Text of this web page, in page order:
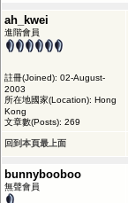
ah_kwei
進階會員
註冊(Joined): 02-August-
2003
所在地國家(Location): Hong
Kong
文章數(Posts): 269
回到本頁最上面
bunnybooboo
無聲會員